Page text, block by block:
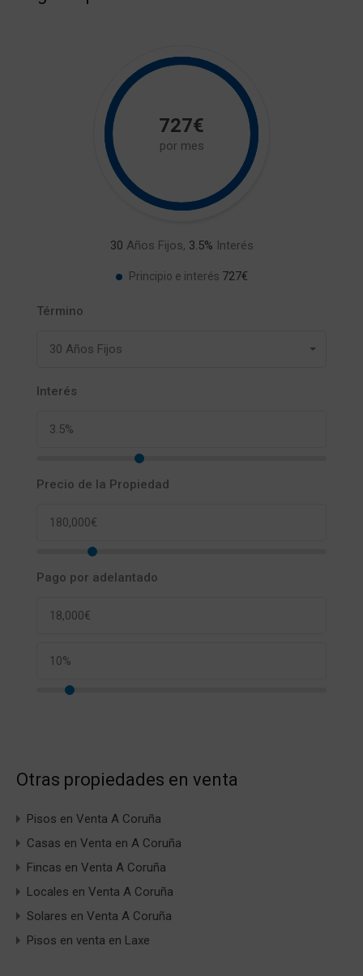
727€
por mes
30 Años Fijos, 3.5% Interés
Principio e interés 727€
Término
30 Años Fijos
Interés
Precio de la Propiedad
Pago por adelantado
Otras propiedades en venta
Pisos en Venta A Coruña
Casas en Venta en A Coruña
Fincas en Venta A Coruña
Locales en Venta A Coruña
Solares en Venta A Coruña
Pisos en venta en Laxe